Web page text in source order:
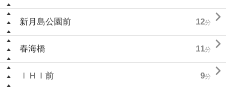
新月島公園前 12分 
春海橋 11分 
ＩＨＩ前 9分 